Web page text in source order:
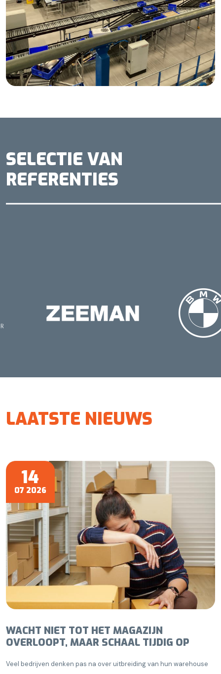
SELECTIE VAN
REFERENTIES
LAATSTE NIEUWS
14
07 2026
WACHT NIET TOT HET MAGAZIJN
OVERLOOPT, MAAR SCHAAL TIJDIG OP
Veel bedrijven denken pas na over uitbreiding van hun warehouse